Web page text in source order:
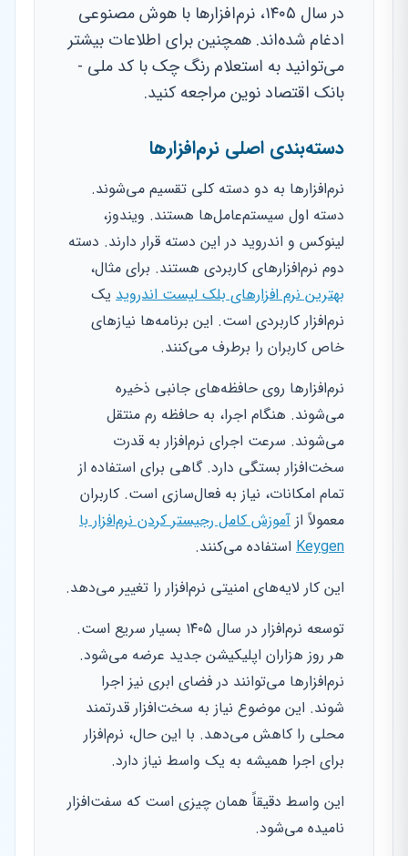
در سال ۱۴۰۵، نرم‌افزارها با هوش مصنوعی
ادغام شده‌اند. همچنین برای اطلاعات بیشتر
می‌توانید به استعلام رنگ چک با کد ملی -
بانک اقتصاد نوین مراجعه کنید.
دسته‌بندی اصلی نرم‌افزارها
نرم‌افزارها به دو دسته کلی تقسیم می‌شوند.
دسته اول سیستم‌عامل‌ها هستند. ویندوز،
لینوکس و اندروید در این دسته قرار دارند. دسته
دوم نرم‌افزارهای کاربردی هستند. برای مثال،
بهترین نرم افزارهای بلک لیست اندروید یک
نرم‌افزار کاربردی است. این برنامه‌ها نیازهای
خاص کاربران را برطرف می‌کنند.
نرم‌افزارها روی حافظه‌های جانبی ذخیره
می‌شوند. هنگام اجرا، به حافظه رم منتقل
می‌شوند. سرعت اجرای نرم‌افزار به قدرت
سخت‌افزار بستگی دارد. گاهی برای استفاده از
تمام امکانات، نیاز به فعال‌سازی است. کاربران
معمولاً از آموزش کامل رجیستر کردن نرم‌افزار با
Keygen استفاده می‌کنند.
این کار لایه‌های امنیتی نرم‌افزار را تغییر می‌دهد.
توسعه نرم‌افزار در سال ۱۴۰۵ بسیار سریع است.
هر روز هزاران اپلیکیشن جدید عرضه می‌شود.
نرم‌افزارها می‌توانند در فضای ابری نیز اجرا
شوند. این موضوع نیاز به سخت‌افزار قدرتمند
محلی را کاهش می‌دهد. با این حال، نرم‌افزار
برای اجرا همیشه به یک واسط نیاز دارد.
این واسط دقیقاً همان چیزی است که سفت‌افزار
نامیده می‌شود.